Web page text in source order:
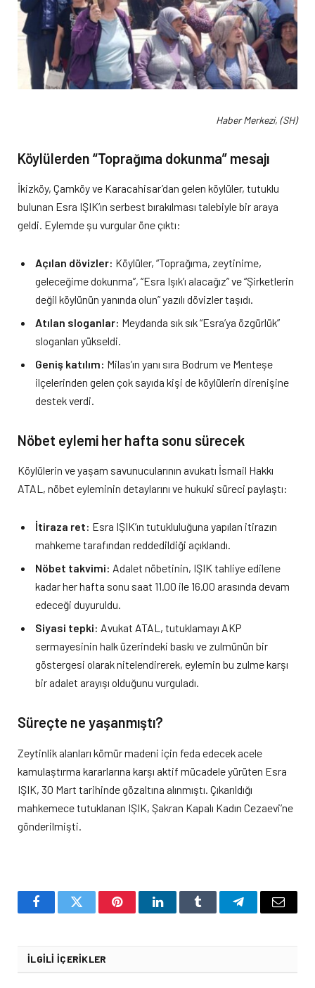
Haber Merkezi, (SH)
Köylülerden “Toprağıma dokunma” mesajı
İkizköy, Çamköy ve Karacahisar’dan gelen köylüler, tutuklu
bulunan Esra IŞIK’ın serbest bırakılması talebiyle bir araya
geldi. Eylemde şu vurgular öne çıktı:
Açılan dövizler: Köylüler, “Toprağıma, zeytinime,
geleceğime dokunma”, “Esra Işık’ı alacağız” ve “Şirketlerin
değil köylünün yanında olun” yazılı dövizler taşıdı.
Atılan sloganlar: Meydanda sık sık “Esra’ya özgürlük”
sloganları yükseldi.
Geniş katılım: Milas’ın yanı sıra Bodrum ve Menteşe
ilçelerinden gelen çok sayıda kişi de köylülerin direnişine
destek verdi.
Nöbet eylemi her hafta sonu sürecek
Köylülerin ve yaşam savunucularının avukatı İsmail Hakkı
ATAL, nöbet eyleminin detaylarını ve hukuki süreci paylaştı:
İtiraza ret: Esra IŞIK’ın tutukluluğuna yapılan itirazın
mahkeme tarafından reddedildiği açıklandı.
Nöbet takvimi: Adalet nöbetinin, IŞIK tahliye edilene
kadar her hafta sonu saat 11.00 ile 16.00 arasında devam
edeceği duyuruldu.
Siyasi tepki: Avukat ATAL, tutuklamayı AKP
sermayesinin halk üzerindeki baskı ve zulmünün bir
göstergesi olarak nitelendirerek, eylemin bu zulme karşı
bir adalet arayışı olduğunu vurguladı.
Süreçte ne yaşanmıştı?
Zeytinlik alanları kömür madeni için feda edecek acele
kamulaştırma kararlarına karşı aktif mücadele yürüten Esra
IŞIK, 30 Mart tarihinde gözaltına alınmıştı. Çıkarıldığı
mahkemece tutuklanan IŞIK, Şakran Kapalı Kadın Cezaevi’ne
gönderilmişti.
FacebookTwitter PinterestLinkedInTumblr TelegramEmail
İLGILI İÇERIKLER